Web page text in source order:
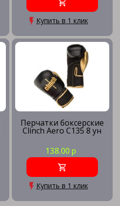
Купить в 1 клик
Перчатки боксерские
Clinch Aero C135 8 ун
138.00 р
Купить в 1 клик